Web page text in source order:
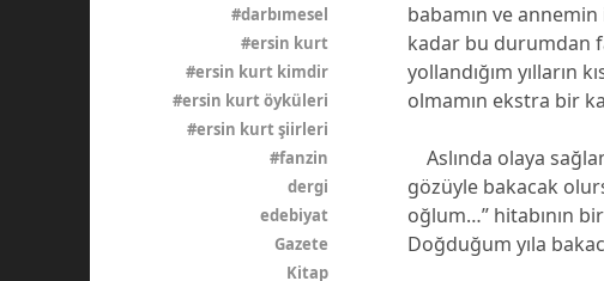
babamın ve
kadar bu durumdan
yollandığım yılların
olmamın ekstra bir
Aslında olaya
gözüyle bakacak
oğlum…” hitabının
Doğduğum yıla
#darbımesel
#ersin kurt
#ersin kurt kimdir
#ersin kurt öyküleri
#ersin kurt şiirleri
#fanzin
dergi
edebiyat
Gazete
Kitap